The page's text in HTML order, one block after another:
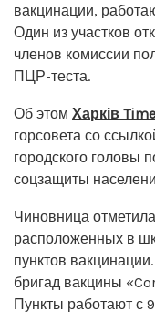
вакцинации,
Один из участков
членов комиссии
ПЦР-теста.
Об этом Харків
горсовета со
городского головы
соцзащиты
Чиновница
расположенных в
пунктов
бригад вакцины
Пункты работают с